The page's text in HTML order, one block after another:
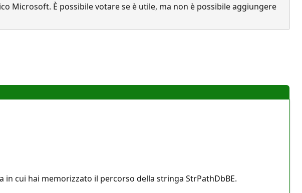
Microsoft. È possibile votare se è utile, ma non è possibile aggiungere
cui hai memorizzato il percorso della stringa StrPathDbBE.